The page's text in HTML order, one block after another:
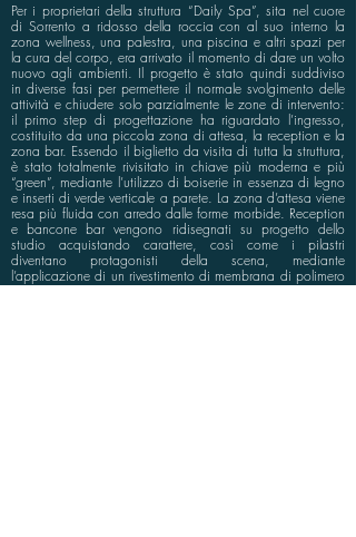
Per i proprietari della struttura “Daily Spa”, sita nel cuore
di Sorrento a ridosso della roccia con al suo interno la
zona wellness, una palestra, una piscina e altri spazi per
la cura del corpo, era arrivato il momento di dare un volto
nuovo agli ambienti. Il progetto è stato quindi suddiviso
in diverse fasi per permettere il normale svolgimento delle
attività e chiudere solo parzialmente le zone di intervento:
il primo step di progettazione ha riguardato l’ingresso,
costituito da una piccola zona di attesa, la reception e la
zona bar. Essendo il biglietto da visita di tutta la struttura,
è stato totalmente rivisitato in chiave più moderna e più
“green”, mediante l’utilizzo di boiserie in essenza di legno
e inserti di verde verticale a parete. La zona d’attesa viene
resa più fluida con arredo dalle forme morbide. Reception
e bancone bar vengono ridisegnati su progetto dello
studio acquistando carattere, così come i pilastri
diventano protagonisti della scena, mediante
l’applicazione di un rivestimento di membrana di polimero
a memoria di forma dal colore verde intenso. Infine